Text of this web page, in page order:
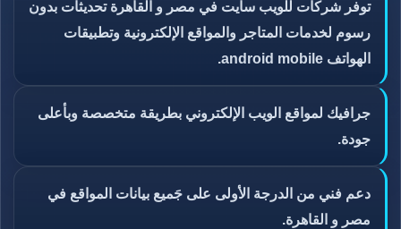
توفر شركات للويب سايت في مصر و القاهرة تحديثات بدون
رسوم لخدمات المتاجر والمواقع الإلكترونية وتطبيقات
الهواتف android mobile.
جرافيك لمواقع الويب الإلكتروني بطريقة متخصصة وبأعلى
جودة.
دعم فني من الدرجة الأولى على جَميع بيانات المواقع في
مصر و القاهرة.